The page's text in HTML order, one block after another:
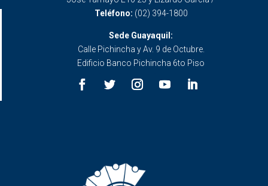
Teléfono: (02) 394-1800
Sede Guayaquil:
Calle Pichincha y Av. 9 de Octubre.
Edificio Banco Pichincha 6to Piso